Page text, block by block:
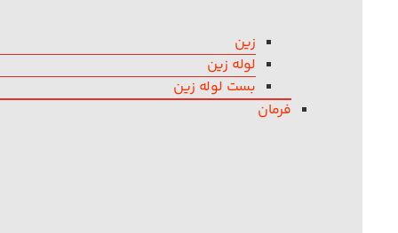
زین
لوله زین
بست لوله زین
فرمان